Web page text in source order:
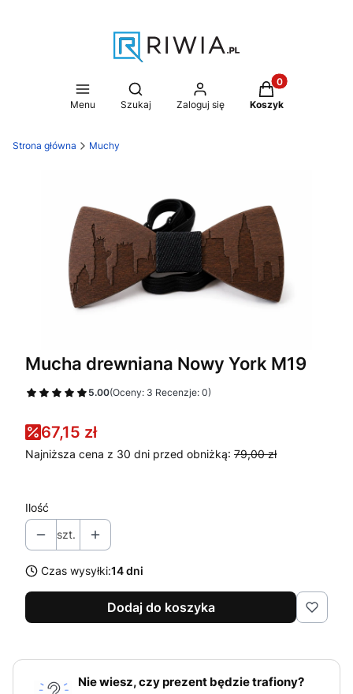
Menu
Otwórz wyszukiwarkę
Szukaj Zaloguj się
Produkty w
Koszyk
Strona główna Muchy
Mucha drewniana Nowy York M19
5.00(Oceny: 3 Recenzje: 0)
67,15 zł
Najniższa cena z 30 dni przed obniżką: 79,00 zł
Ilość
szt.
Czas wysyłki:14 dni
Dodaj do koszyka
Nie wiesz, czy prezent będzie trafiony?